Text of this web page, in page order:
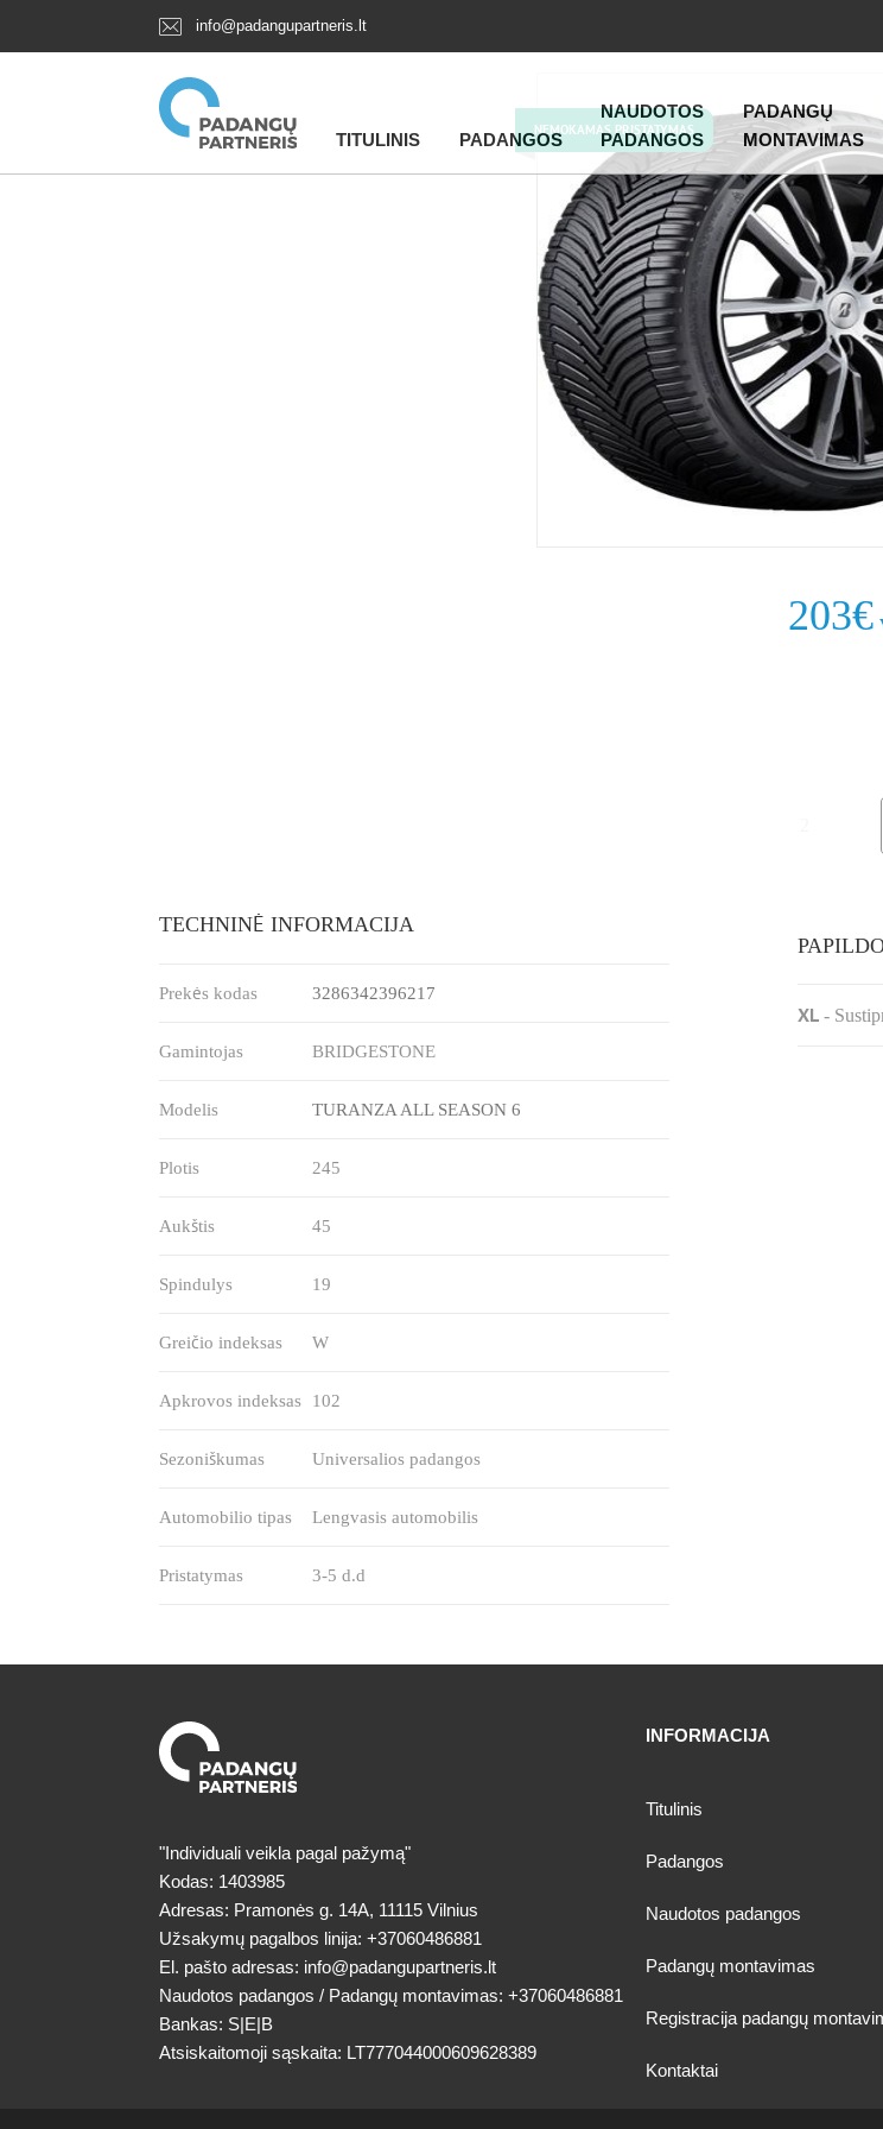
info@padangupartneris.lt
TITULINIS PADANGOS
NAUDOTOS
PADANGOS
PADANGŲ
MONTAVIMAS
NEMOKAMAS PRISTATYMAS
203€
TECHNINĖ INFORMACIJA
Prekės kodas 3286342396217
Gamintojas BRIDGESTONE
Modelis TURANZA ALL SEASON 6
Plotis 245
Aukštis 45
Spindulys 19
Greičio indeksas W
Apkrovos indeksas 102
Sezoniškumas Universalios padangos
Automobilio tipas Lengvasis automobilis
Pristatymas 3-5 d.d
XL -
"Individuali veikla pagal pažymą"
Kodas: 1403985
Adresas: Pramonės g. 14A, 11115 Vilnius
Užsakymų pagalbos linija:+37060486881
El. pašto adresas: info@padangupartneris.lt
Naudotos padangos / Padangų montavimas:+37060486881
Bankas: S|E|B
Atsiskaitomoji sąskaita: LT777044000609628389
INFORMACIJA
Titulinis
Padangos
Naudotos padangos
Padangų montavimas
Registracija padangų
Kontaktai